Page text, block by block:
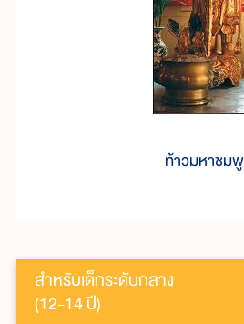
สำหรับเด็กระดับกลาง
(12-14 ปี)
ท้าวมหาชมพู